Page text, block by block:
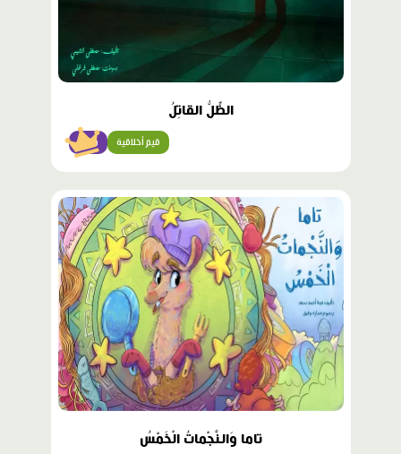
الظِّلُّ القاتِلُ
متقن قيم أخلاقية
محتوى
مميّز
تاما وَالنَّجْماتُ الْخَمْسُ